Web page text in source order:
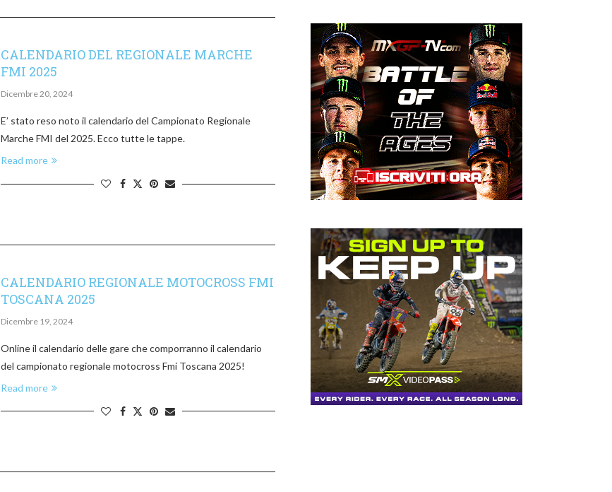
CALENDARIO DEL REGIONALE MARCHE
FMI 2025
Dicembre 20, 2024
E’ stato reso noto il calendario del Campionato Regionale
Marche FMI del 2025. Ecco tutte le tappe.
Read more
CALENDARIO REGIONALE MOTOCROSS FMI
TOSCANA 2025
Dicembre 19, 2024
Online il calendario delle gare che comporranno il calendario
del campionato regionale motocross Fmi Toscana 2025!
Read more